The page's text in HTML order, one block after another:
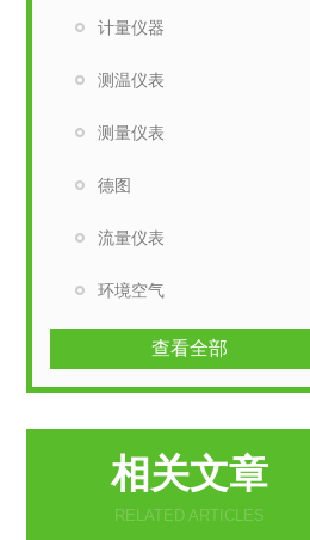
计量仪器
测温仪表
测量仪表
德图
流量仪表
环境空气
查看全部
相关文章
RELATED ARTICLES